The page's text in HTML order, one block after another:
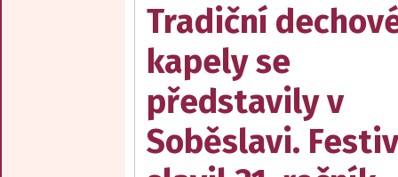
Tradiční
kapely se
představily v
Soběslavi.